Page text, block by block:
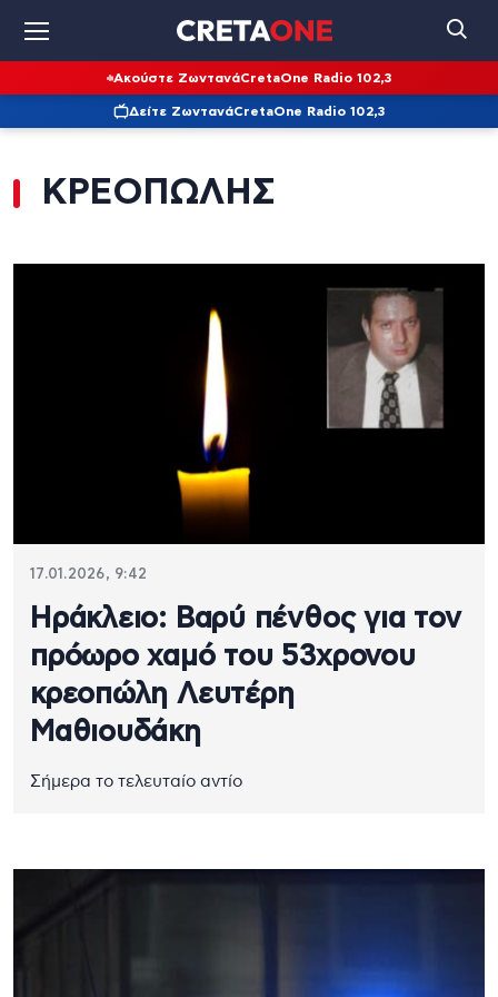
Ακούστε ΖωντανάCretaOne Radio 102,3
Δείτε ΖωντανάCretaOne Radio 102,3
ΚΡΕΟΠΩΛΗΣ
17.01.2026, 9:42
Ηράκλειο: Βαρύ πένθος για τον
πρόωρο χαμό του 53χρονου
κρεοπώλη Λευτέρη
Μαθιουδάκη
Σήμερα το τελευταίο αντίο